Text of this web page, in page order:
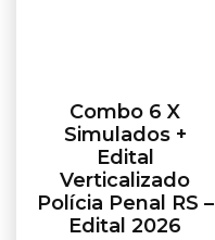
Combo 6 X
Simulados +
Edital
Verticalizado
Polícia Penal RS –
Edital 2026